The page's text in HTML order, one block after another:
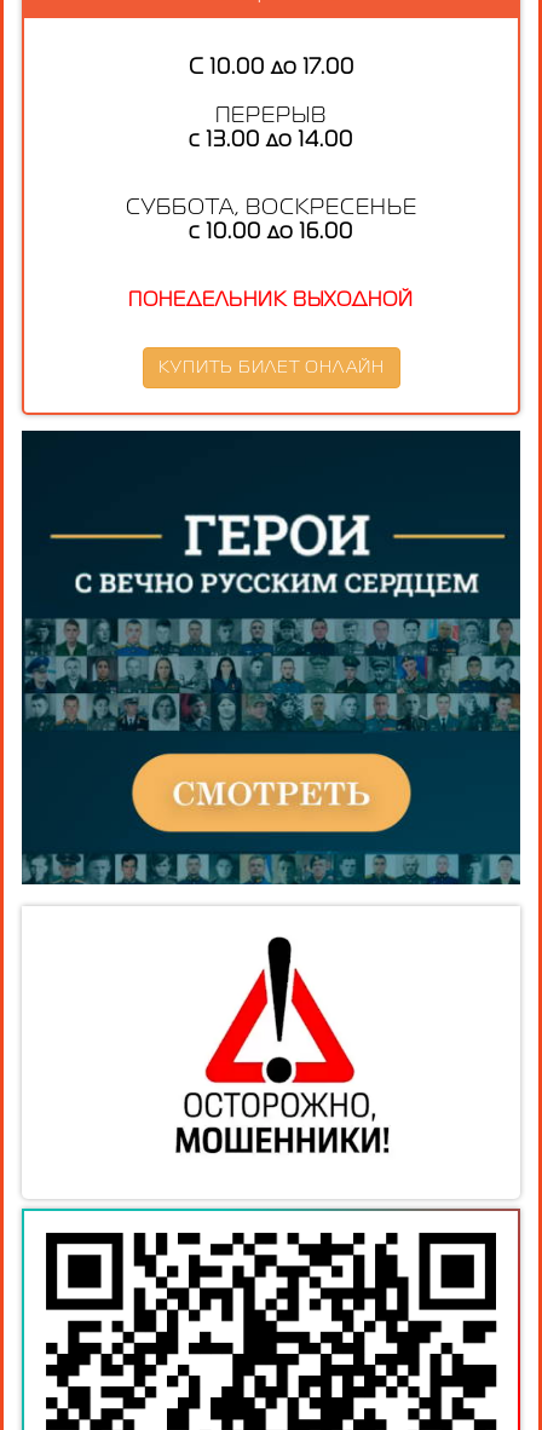
С 10.00 до 17.00
ПЕРЕРЫВ
с 13.00 до 14.00
СУББОТА, ВОСКРЕСЕНЬЕ
с 10.00 до 16.00
ПОНЕДЕЛЬНИК ВЫХОДНОЙ
КУПИТЬ БИЛЕТ ОНЛАЙН